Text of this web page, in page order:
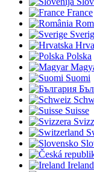
France
Polska
Suomi
Suisse
Ireland